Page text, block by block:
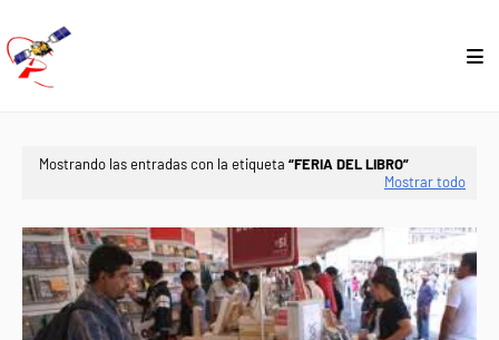
Mostrando las entradas con la etiqueta FERIA DEL LIBRO
Mostrar todo